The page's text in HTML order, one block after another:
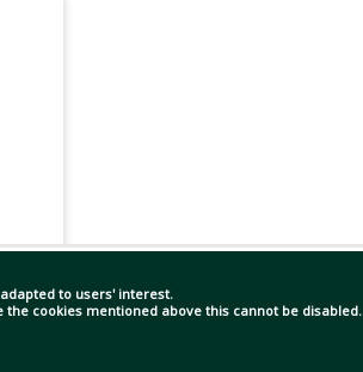
to users' interest.
cookies mentioned above this cannot be disabled.